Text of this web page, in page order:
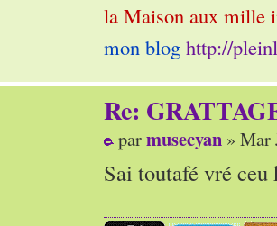
la Maison aux mille
mon blog http://
Re:
parmusecyan » Mar
Sai toutafé vré